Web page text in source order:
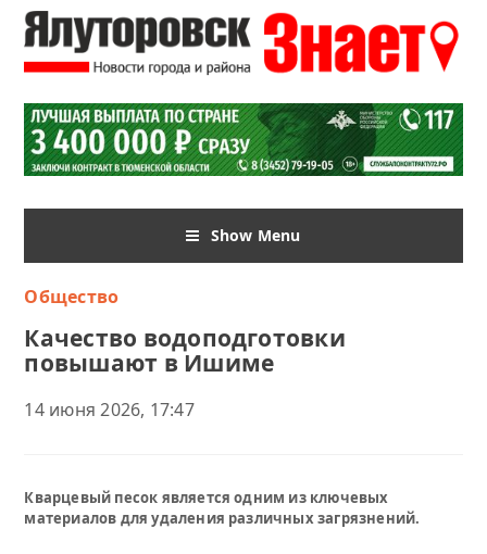
Show Menu
Общество
Качество водоподготовки
повышают в Ишиме
14 июня 2026, 17:47
Кварцевый песок является одним из ключевых
материалов для удаления различных загрязнений.